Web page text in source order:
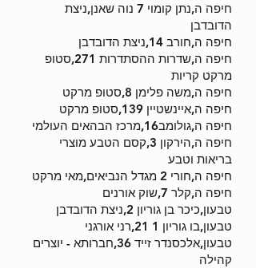
חיפה ה,נתן קומוי 7 נוה שאנן,ניצת
הדובדבן
חיפה ה,חורב 14,ניצת הדובדבן
חיפה ה,שדרות ההסתדרות 271,סטופ
מרקט קריות
חיפה ה,משה פלימן 8,סטופ מרקט
חיפה ה,איינשטיין 139,סטופ מרקט
חיפה ה,גולומב16,מרכז הבהאים העולמי
חיפה ה,הירקון 3,קסם הטבע מוצרי
בריאות וטבע
חיפה ה,חורי 2 מגדל הנביאים,מאי מרקט
חיפה ה,קלר 7,שוק אורנים
טבעון,כיכר בן גוריון 2,ניצת הדובדבן
טבעון,בו גוריון 1 21,רני אורגני
טבעון,אלכסנדר זייד 36,חברותא - יוצרים
קהילה